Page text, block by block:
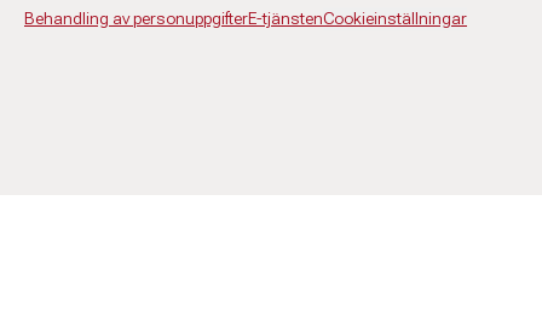
Behandling av personuppgifterE-tjänstenCookieinställningar